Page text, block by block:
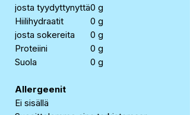
josta tyydyttynyttä0 g
Hiilihydraatit
0 g
josta sokereita
0 g
Proteiini
0 g
Suola
0 g
Allergeenit
Ei sisällä